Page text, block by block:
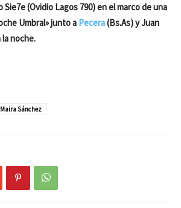
(Ovidio Lagos 790) en el marco de una
Umbral» junto a Pecera(Bs.As) y Juan
la noche.
Sánchez